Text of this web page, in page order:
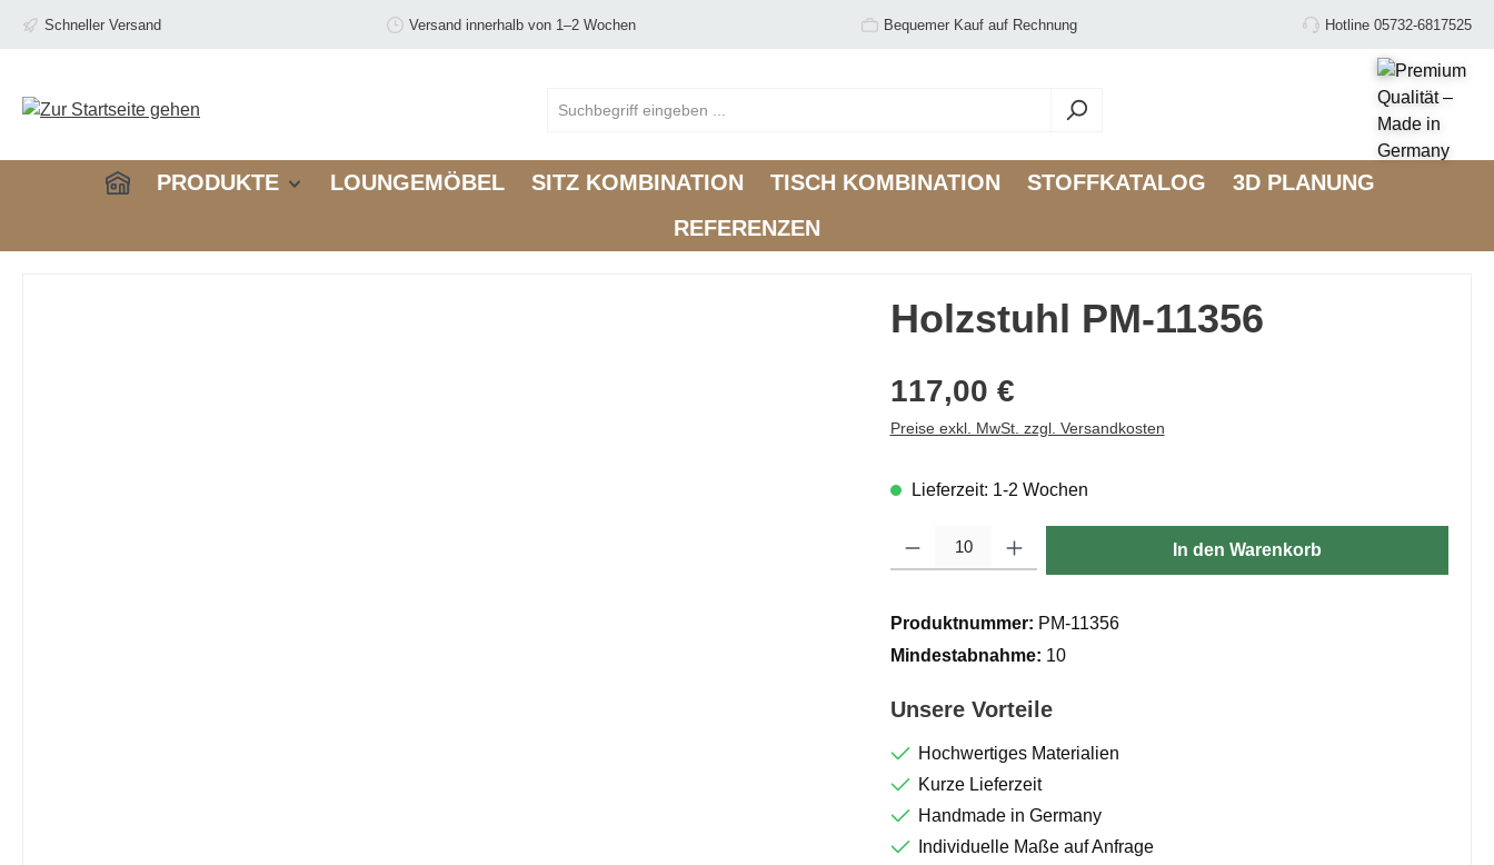
Zur Hauptnavigation springen
Schneller Versand Versand innerhalb von 1–2 Wochen Bequemer Kauf auf Rechnung Hotline 05732-6817525
PRODUKTE LOUNGEMÖBEL SITZ KOMBINATION TISCH KOMBINATION STOFFKATALOG
3D PLANUNG
REFERENZEN
Holzstuhl PM-11356
117,00 €
Preise exkl. MwSt. zzgl. Versandkosten
Lieferzeit: 1-2 Wochen
In den Warenkorb
Produktnummer: PM-11356
Mindestabnahme: 10
Unsere Vorteile
Hochwertiges Materialien
Kurze Lieferzeit
Handmade in Germany
Individuelle Maße auf Anfrage